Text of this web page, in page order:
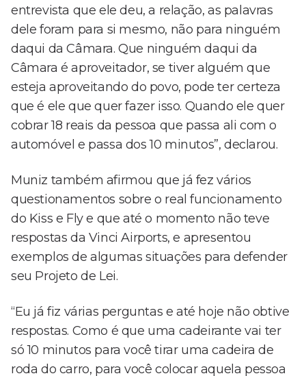
entrevista que ele deu, a relação, as palavras
dele foram para si mesmo, não para ninguém
daqui da Câmara. Que ninguém daqui da
Câmara é aproveitador, se tiver alguém que
esteja aproveitando do povo, pode ter certeza
que é ele que quer fazer isso. Quando ele quer
cobrar 18 reais da pessoa que passa ali com o
automóvel e passa dos 10 minutos”, declarou.
Muniz também afirmou que já fez vários
questionamentos sobre o real funcionamento
do Kiss e Fly e que até o momento não teve
respostas da Vinci Airports, e apresentou
exemplos de algumas situações para defender
seu Projeto de Lei.
“Eu já fiz várias perguntas e até hoje não obtive
respostas. Como é que uma cadeirante vai ter
só 10 minutos para você tirar uma cadeira de
roda do carro, para você colocar aquela pessoa